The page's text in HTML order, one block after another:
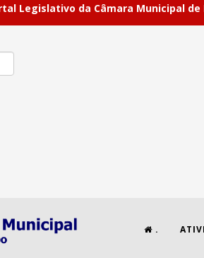
Legislativo da Câmara Municipal de
.